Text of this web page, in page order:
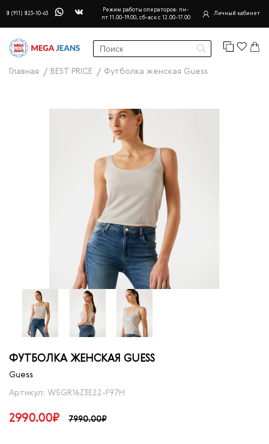
8 (911) 823-10-63
Режим работы операторов: пн-
пт 11.00-19.00, сб-вск с 12.00-17.00
Личный кабинет
Главная BEST PRICE Футболка женская Guess
ФУТБОЛКА ЖЕНСКАЯ GUESS
Guess
Артикул: W5GR16Z3E22-F97H
2990.00₽ 7990.00₽